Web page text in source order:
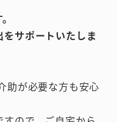
サポートいたしま
助が必要な方も安心